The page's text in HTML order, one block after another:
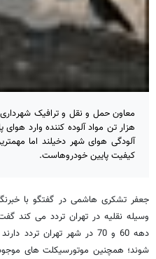
معاون حمل و نقل و ترافیک شهرداری
هزار تن مواد آلوده کننده وارد
آلودگی هوای شهر دخیلند اما
کیفیت پایین خودروهاست.
وسیله نقلیه در تهران تردد می کند
دهه 60 و 70 در شهر تهران
شوند؛ همچنین موتورسیکلت های